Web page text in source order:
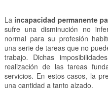
La incapacidad permanente
sufre una disminución no
normal para su profesión
una serie de tareas que no
trabajo. Dichas
realización de las tareas
servicios. En estos casos, la
una cantidad a tanto alzado.